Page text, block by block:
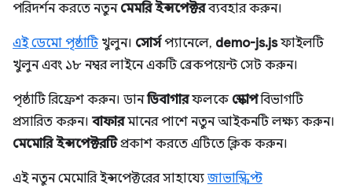
পরিদর্শন করতে নতুন মেমরি ইন্সপেক্টরব্যবহার করুন।
এই ডেমো পৃষ্ঠাটিখুলুন। সোর্সপ্যানেলে, demo-js.jsফাইলটি
খুলুন এবং ১৮ নম্বর লাইনে একটি ব্রেকপয়েন্ট সেট করুন।
পৃষ্ঠাটি রিফ্রেশ করুন। ডানডিবাগারফলকে স্কোপবিভাগটি
প্রসারিত করুন। বাফারমানের পাশে নতুন আইকনটি লক্ষ্য করুন।
মেমোরি ইন্সপেক্টরটিপ্রকাশ করতে এটিতে ক্লিক করুন।
এই নতুন মেমোরি ইন্সপেক্টরের সাহায্যে জাভাস্ক্রিপ্ট